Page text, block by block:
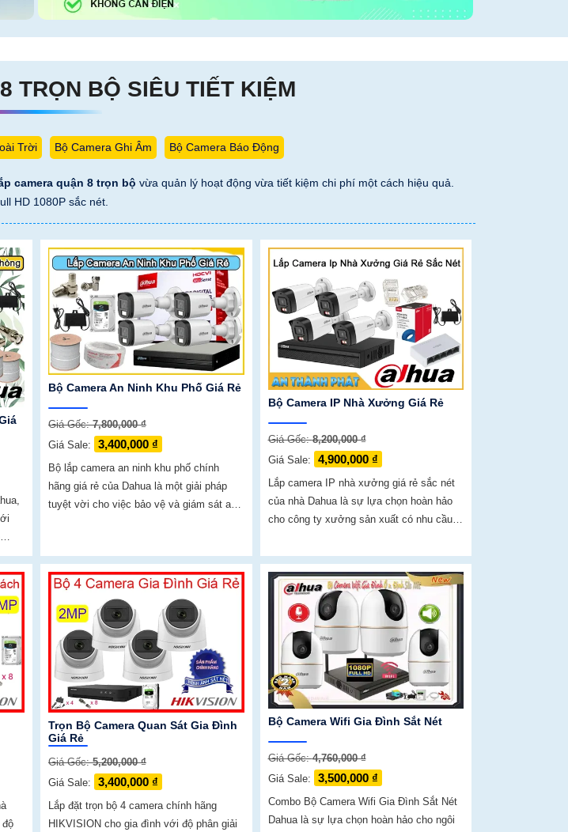
TRỌN BỘ SIÊU TIẾT KIỆM
Trời Bộ Camera Ghi Âm Bộ Camera Báo Động
camera quận 8 trọn bộ vừa quản lý hoạt động vừa tiết kiệm chi phí một cách hiệu quả.
HD 1080P sắc nét.
Bộ Camera An Ninh Khu Phố Giá Rẻ
Giá Gốc:7,800,000 ₫
Giá Sale:
3,400,000 ₫
Bộ lắp camera an ninh khu phố chính
hãng giá rẻ của Dahua là một giải pháp
tuyệt vời cho việc bảo vệ và giám sát an
loa tích hợp, mang lại cho bạn sự tiện
dụng và linh hoạt trong việc giao tiếp và
Bộ Camera IP Nhà Xưởng Giá Rẻ
Giá Gốc:8,200,000 ₫
Giá Sale:
4,900,000 ₫
Lắp camera IP nhà xưởng giá rẻ sắc nét
của nhà Dahua là sự lựa chọn hoàn hảo
cho công ty xưởng sản xuất có nhu cầu
gói camera giám sát đáng quan tâm bộ
camera kho hàng nhà xưởng công nghệ
IP đảm bảo cung cấp hình ảnh rõ nét chất
lượng cao cho người dùng với bộ camera
camera IP Dahua bảo vệ an ninh cho
xưởng sản xuất tuyệt đối.
Trọn Bộ Camera Quan Sát Gia Đình
Giá Rẻ
Giá Gốc:5,200,000 ₫
Giá Sale:
3,400,000 ₫
Lắp đặt trọn bộ 4 camera chính hãng
HIKVISION cho gia đình với độ phân giải
Bộ Camera Wifi Gia Đình Sắt Nét
Giá Gốc:4,760,000 ₫
Giá Sale:
3,500,000 ₫
Combo Bộ Camera Wifi Gia Đình Sắt Nét
Dahua là sự lựa chọn hoàn hảo cho ngôi